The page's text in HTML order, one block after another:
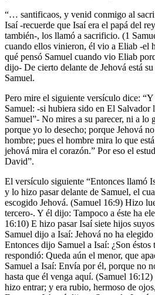
“… santificaos, y venid conmigo al
Isaí -recuerde que Isaí era el papá del
también-, los llamó a sacrificio. (1
cuando ellos vinieron, él vio a Eliab -el
qué pensó Samuel cuando vio Eliab
dijo- De cierto delante de Jehová está
Samuel.
Pero mire el siguiente versículo dice: “Y
Samuel: -si hubiera sido en El
Samuel”- No mires a su parecer, ni a lo
porque yo lo desecho; porque Jehová
hombre; pues el hombre mira lo que
jehová mira el corazón.” Por eso el
David”.
El versículo siguiente “Entonces llamó
y lo hizo pasar delante de Samuel, el
escogido Jehová. (Samuel 16:9) Hizo
tercero-. Y él dijo: Tampoco a éste ha
16:10) E hizo pasar Isaí siete hijos
Samuel dijo a Isaí: Jehová no ha
Entonces dijo Samuel a Isaí: ¿Son éstos
respondió: Queda aún el menor, que
Samuel a Isaí: Envía por él, porque no
hasta que él venga aquí. (Samuel
hizo entrar; y era rubio, hermoso de